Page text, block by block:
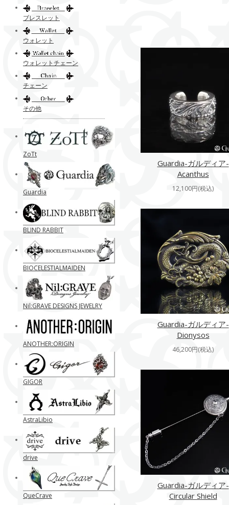
Guardia-ガルディア-
Acanthus
12,100円(税込)
Guardia-ガルディア-
Dionysos
46,200円(税込)
Guardia-ガルディア-
Circular Shield
ブレスレット
ウォレット
ウォレットチェーン
チェーン
その他
ZoTt
Guardia
BLIND RABBIT
BIOCELESTIALMAIDEN
Nil:GRAVE DESIGNS JEWELRY
ANOTHER:ORIGIN
GIGOR
AstraLibio
drive
QueCrave